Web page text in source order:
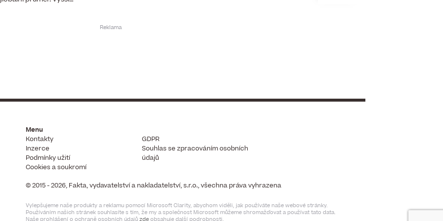
Menu
Kontakty
Inzerce
Podmínky užití
Cookies a soukromí
GDPR
Souhlas se zpracováním osobních
údajů
© 2015 - 2026, Fakta, vydavatelství a nakladatelství, s.r.o., všechna práva vyhrazena
Vylepšujeme naše produkty a reklamu pomocí Microsoft Clarity, abychom viděli, jak používáte naše webové stránky.
Používáním našich stránek souhlasíte s tím, že my a společnost Microsoft můžeme shromažďovat a používat tato data.
Naše prohlášení o ochraně osobních údajůzde obsahuje další podrobnosti.